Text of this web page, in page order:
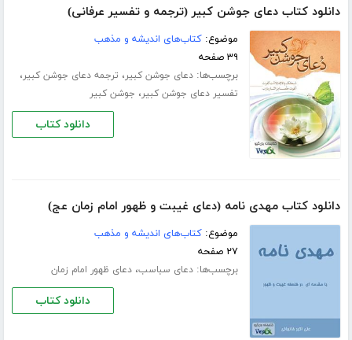
دانلود کتاب دعای جوشن کبیر (ترجمه و تفسیر عرفانی)
موضوع:کتاب‌های اندیشه و مذهب
۳۹ صفحه
برچسب‌ها:دعای جوشن کبیر، ترجمه دعای جوشن کبیر،
تفسیر دعای جوشن کبیر، جوشن کبیر
دانلود کتاب
دانلود کتاب مهدی نامه (دعای غیبت و ظهور امام زمان عج)
موضوع:کتاب‌های اندیشه و مذهب
۲۷ صفحه
برچسب‌ها:دعای سباسب،دعای ظهور امام زمان
دانلود کتاب